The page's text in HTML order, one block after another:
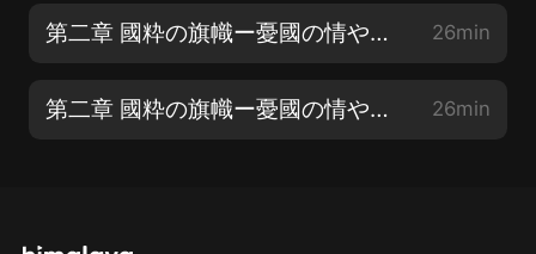
第二章 國粋の旗幟ー憂國の情やみがたし【2】 26min
第二章 國粋の旗幟ー憂國の情やみがたし【3】 26min